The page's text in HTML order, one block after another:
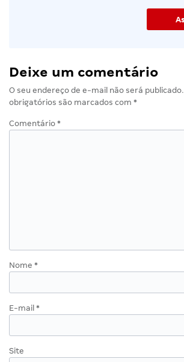
Deixe um comentário
O seu endereço de e-mail não será publicado.
obrigatórios são marcados com *
Comentário *
Nome *
E-mail *
Site